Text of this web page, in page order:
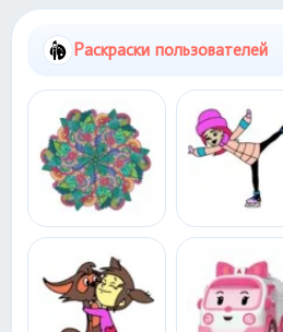
Раскраски пользователей